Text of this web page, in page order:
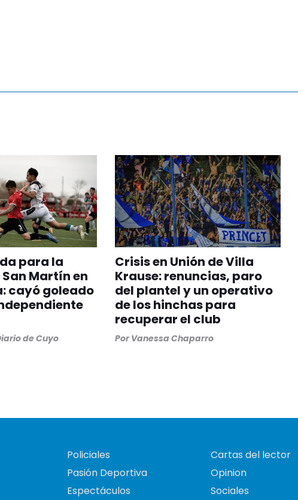
para la
Martín en
cayó goleado
de Cuyo
Crisis en Unión de Villa
Krause: renuncias, paro
del plantel y un operativo
de los hinchas para
recuperar el club
Por Vanessa Chaparro
Policiales
Pasión Deportiva
Espectáculos
Cartas del lector
Opinion
Sociales